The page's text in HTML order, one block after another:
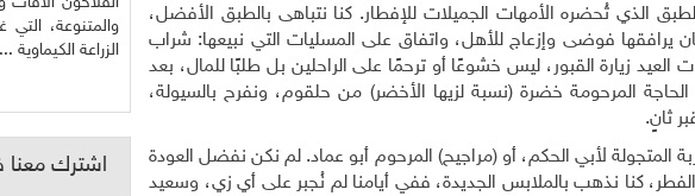
الذي تُحضره الأمهات الجميلات للإفطار. كنا نتباهى بالطبق الأفضل،
يرافقها فوضى وإزعاج للأهل، واتفاق على المسليات التي نبيعها: شراب
العيد زيارة القبور، ليس خشوعًا أو ترحمًا على الراحلين بل طلبًا للمال، بعد
المرحومة خضرة (نسبة لزيها الأخضر) من حلقوم، ونفرح بالسيولة،
ثانٍ.
المتجولة لأبي الحكم، أو (مراجيح) المرحوم أبو عماد. لم نكن نفضل العودة
كنا نذهب بالملابس الجديدة، ففي أيامنا لم نُجبر على أي زي، وسعيد
والمتنوعة،
الزراعة الكيماوية ...
اشترك معنا